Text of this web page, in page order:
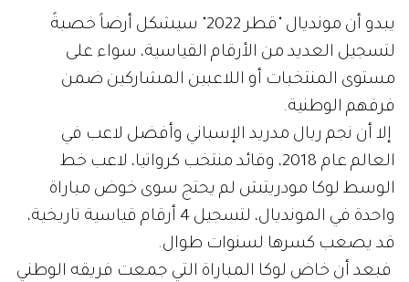
يبدو أن مونديال "قطر 2022" سيشكل أرضاً خصبةً
لتسجيل العديد من الأرقام القياسية، سواء على
مستوى المنتخبات أو اللاعبين المشاركين ضمن
فرقهم الوطنية.
إلا أن نجم ريال مدريد الإسباني وأفضل لاعب في
العالم عام 2018، وقائد منتخب كرواتيا، لاعب خط
الوسط لوكا مودريتش لم يحتج سوى خوض مباراة
واحدة في المونديال، لتسجيل 4 أرقام قياسية تاريخية،
قد يصعب كسرها لسنوات طوال.
فبعد أن خاض لوكا المباراة التي جمعت فريقه الوطني